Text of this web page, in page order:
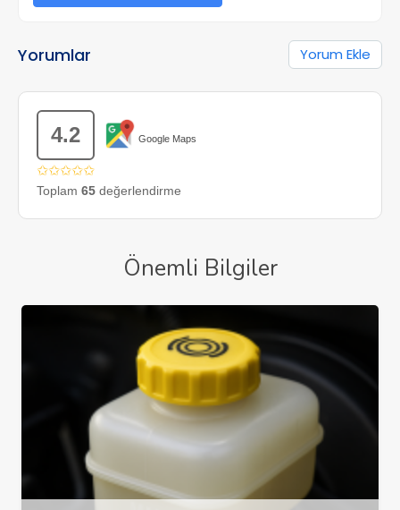
Yorumlar Yorum Ekle
4.2 Google Maps
✩✩✩✩✩
Toplam 65 değerlendirme
Önemli Bilgiler